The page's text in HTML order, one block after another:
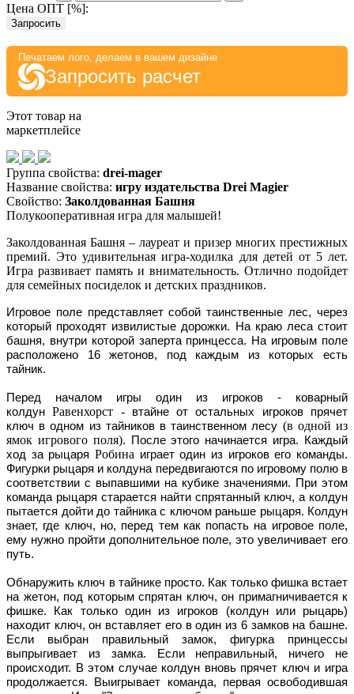
Цена ОПТ [%]:
Запросить
Печатаем лого, делаем в вашем дизайне
Запросить расчет
Этот товар на
маркетплейсе
Группа свойства: drei-mager
Название свойства: игру издательства Drei Magier
Свойство: Заколдованная Башня
Полукооперативная игра для малышей!
Заколдованная Башня – лауреат и призер многих престижных
премий. Это удивительная игра-ходилка для детей от 5 лет.
Игра развивает память и внимательность. Отлично подойдет
для семейных посиделок и детских праздников.
Игровое поле представляет собой таинственные лес, через
который проходят извилистые дорожки. На краю леса стоит
башня, внутри которой заперта принцесса. На игровым поле
расположено 16 жетонов, под каждым из которых есть
тайник.
Перед началом игры один из игроков - коварный
колдунРавенхорст -втайне от остальных игроков прячет
ключ в одном из тайников в таинственном лесу (в одной из
ямок игрового поля). После этого начинается игра. Каждый
ход за рыцаря Робина играет один из игроков его команды.
Фигурки рыцаря и колдуна передвигаются по игровому полю в
соответствии с выпавшими на кубике значениями. При этом
команда рыцаря старается найти спрятанный ключ, а колдун
пытается дойти до тайника с ключом раньше рыцаря. Колдун
знает, где ключ, но, перед тем как попасть на игровое поле,
ему нужно пройти дополнительное поле, это увеличивает его
путь.
Обнаружить ключ в тайнике просто. Как только фишка встает
на жетон, под которым спрятан ключ, он примагничивается к
фишке. Как только один из игроков (колдун или рыцарь)
находит ключ, он вставляет его в один из 6 замков на башне.
Если выбран правильный замок, фигурка принцессы
выпрыгивает из замка. Если неправильный, ничего не
происходит. В этом случае колдун вновь прячет ключ и игра
продолжается. Выигрывает команда, первая освободившая